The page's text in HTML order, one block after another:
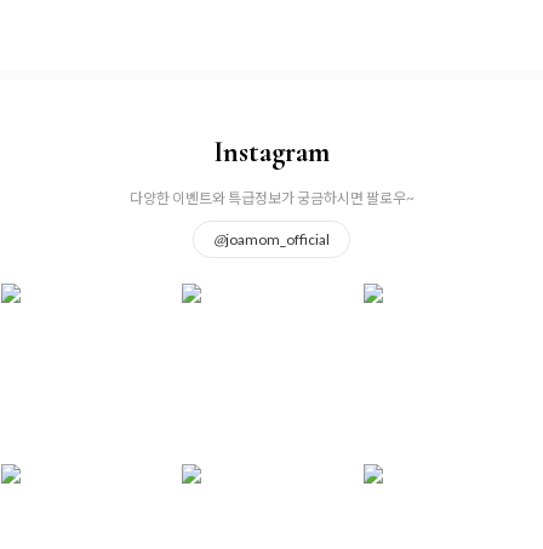
Instagram
다양한 이벤트와 특급정보가 궁금하시면 팔로우~
@joamom_official